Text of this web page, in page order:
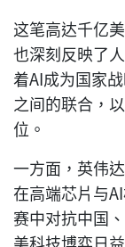
这笔高达千亿
也深刻反映了
着AI成为国家
之间的联合，
位。
一方面，英伟
在高端芯片与
赛中对抗中国